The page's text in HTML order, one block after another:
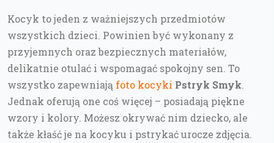
Kocyk to jeden z ważniejszych przedmiotów
wszystkich dzieci. Powinien być wykonany z
przyjemnych oraz bezpiecznych materiałów,
delikatnie otulać i wspomagać spokojny sen. To
wszystko zapewniają foto kocyki Pstryk Smyk.
Jednak oferują one coś więcej – posiadają piękne
wzory i kolory. Możesz okrywać nim dziecko, ale
także kłaść je na kocyku i pstrykać urocze zdjęcia.